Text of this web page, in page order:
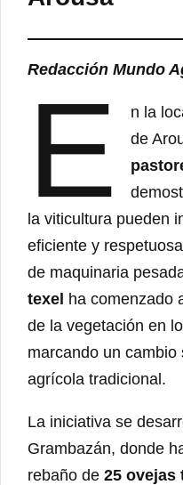
Redacción Mundo
E
n la
de
la viticultura pueden
eficiente y
de maquinaria
texel ha comenzado
de la vegetación en
marcando un
agrícola tradicional.
La iniciativa se
Grambazán, donde
rebaño de 25 ovejas